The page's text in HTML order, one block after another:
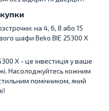
на 4, 6, 8 або 15
шафи Beko BIE 25300 X
X - це інвестиція у ваше
Насолоджуйтесь кожним
помічником, який